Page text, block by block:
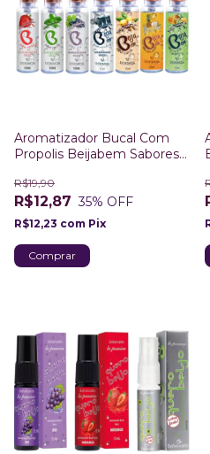
Aromatizador Bucal Com
Propolis Beijabem Sabores
R$12,87
R$19,90
35% OFF
R$12,23 com Pix
Comprar